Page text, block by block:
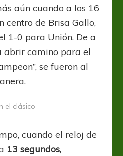
aún cuando a los 16
centro de Brisa Gallo,
1-0 para Unión. De a
abrir camino para el
se fueron al
el clásico
cuando el reloj de
13 segundos,